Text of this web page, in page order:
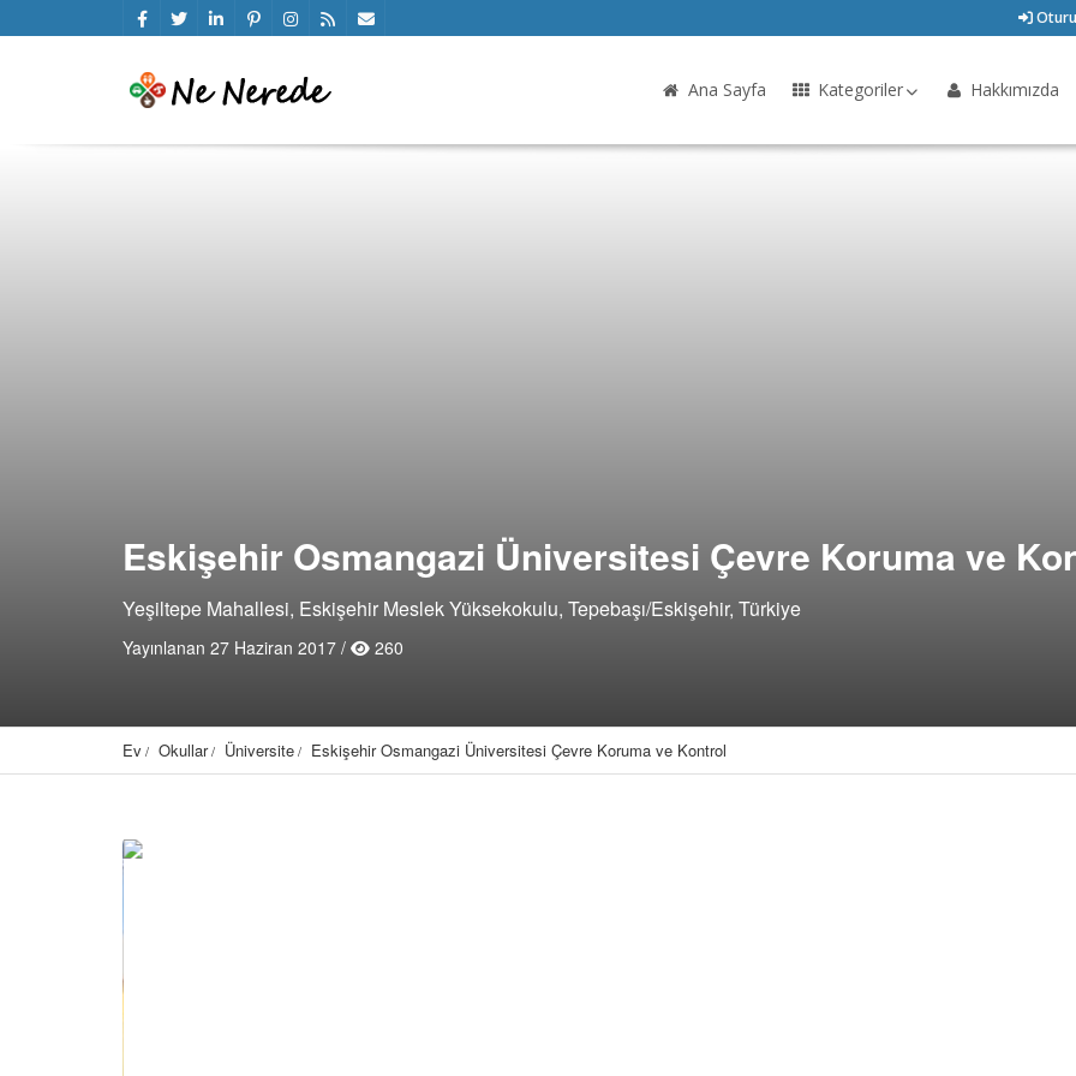
Ana Sayfa Kategoriler Hakkımızda
Eskişehir Osmangazi Üniversitesi Çevre Koruma ve
Yeşiltepe Mahallesi, Eskişehir Meslek Yüksekokulu, Tepebaşı/Eskişehir, Türkiye
Yayınlanan 27 Haziran 2017 / 260
Ev Okullar Üniversite Eskişehir Osmangazi Üniversitesi Çevre Koruma ve Kontrol